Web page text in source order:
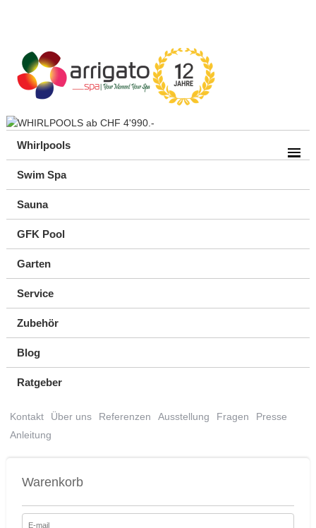
Whirlpools
Swim Spa
Sauna
GFK Pool
Garten
Service
Zubehör
Blog
Ratgeber
Kontakt Über uns Referenzen Ausstellung Fragen
Presse
Anleitung
Warenkorb